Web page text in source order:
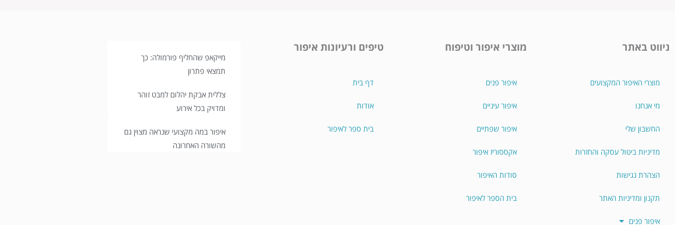
ניווט באתר
מוצרי האיפור המקצועים
מי אנחנו
החשבון שלי
מדיניות ביטול עסקה והחזרות
הצהרת נגישות
תקנון ומדיניות האתר
איפור פנים
מוצרי איפור וטיפוח
איפור פנים
איפור עיניים
איפור שפתיים
אקססוריז איפור
סודות האיפור
בית הספר לאיפור
טיפים ורעיונות איפור
דף בית
אודות
בית ספר לאיפור
מייקאפ שהחליף פורמולה: כך
תמצאי פתרון
צללית אבקת יהלום למבט זוהר
ומדויק בכל אירוע
איפור במה מקצועי שנראה מצוין גם
מהשורה האחרונה